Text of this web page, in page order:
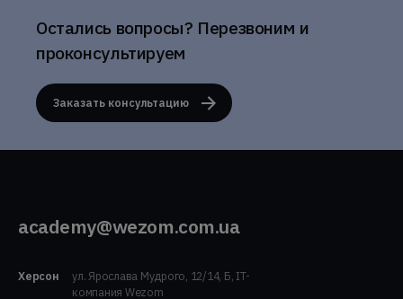
Остались вопросы? Перезвоним и
проконсультируем
Заказать консультацию
academy@wezom.com.ua
Херсон
ул. Ярослава Мудрого, 12/14, Б, IT-
компания Wezom